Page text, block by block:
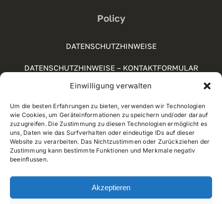
Einwilligung verwalten
Um die besten Erfahrungen zu bieten, verwenden wir Technologien
wie Cookies, um Geräteinformationen zu speichern und/oder darauf
zuzugreifen. Die Zustimmung zu diesen Technologien ermöglicht es
uns, Daten wie das Surfverhalten oder eindeutige IDs auf dieser
Website zu verarbeiten. Das Nichtzustimmen oder Zurückziehen der
Zustimmung kann bestimmte Funktionen und Merkmale negativ
beeinflussen.
Akzeptieren
Policy
DATENSCHUTZHINWEISE
DATENSCHUTZHINWEISE – KONTAKTFORMULAR
SOCIAL-MEDIA-RICHTLINIE
COOKIE POLICY (UE)
WHISTLEBLOWING
© 2012 - 2025 • Developed byWay Solutions